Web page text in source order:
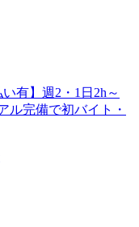
有】週2・1日2h～
完備で初バイト・